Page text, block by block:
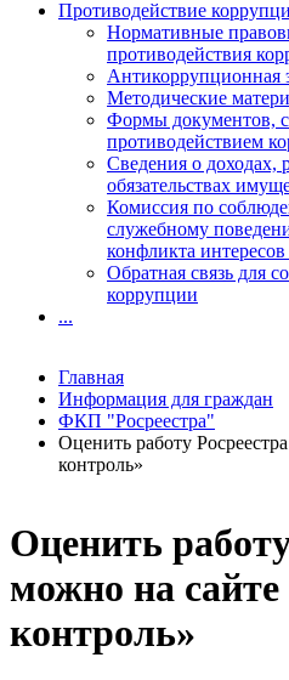
Оценить
можно на
контроль»
Противодействие
Нормативные
противодействия
Антикоррупционная
Методические
Формы документов,
противодействием
Сведения о доходах,
обязательствах
Комиссия по
служебному
конфликта
Обратная связь для
коррупции
...
Главная
Информация для граждан
ФКП "Росреестра"
Оценить работу
контроль»